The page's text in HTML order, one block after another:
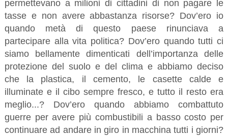
permettevano a milioni di cittadini di non pagare le
tasse e non avere abbastanza risorse? Dov’ero io
quando metà di questo paese rinunciava a
partecipare alla vita politica? Dov’ero quando tutti ci
siamo bellamente dimenticati dell’importanza delle
protezione del suolo e del clima e abbiamo deciso
che la plastica, il cemento, le casette calde e
illuminate e il cibo sempre fresco, e tutto il resto era
meglio...? Dov’ero quando abbiamo combattuto
guerre per avere più combustibili a basso costo per
continuare ad andare in giro in macchina tutti i giorni?